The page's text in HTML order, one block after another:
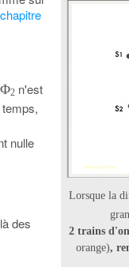
Lorsque la
2 trains
orange),
2n'est
nulle
des
chapitre